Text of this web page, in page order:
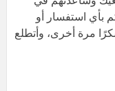
بأي استفسار أو
مرة أخرى، وأتطلع